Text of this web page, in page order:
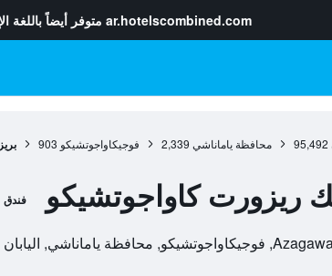
ar.hotelscombined.com متوفر أيضاً باللغة
95,492 محافظة ياماناشي 2,339 فوجيكاواجوتشيكو 903
ريزورت كاواجوتشيكو فندق